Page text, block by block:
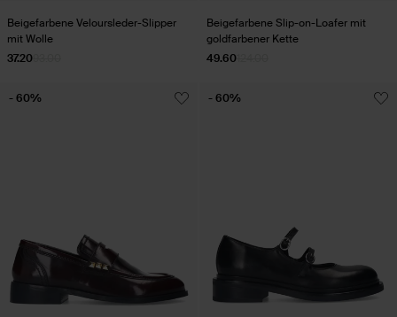
Beigefarbene Veloursleder-Slipper
mit Wolle
37.20
Beigefarbene Slip-on-Loafer mit
goldfarbener Kette
49.60
- 60% - 60%